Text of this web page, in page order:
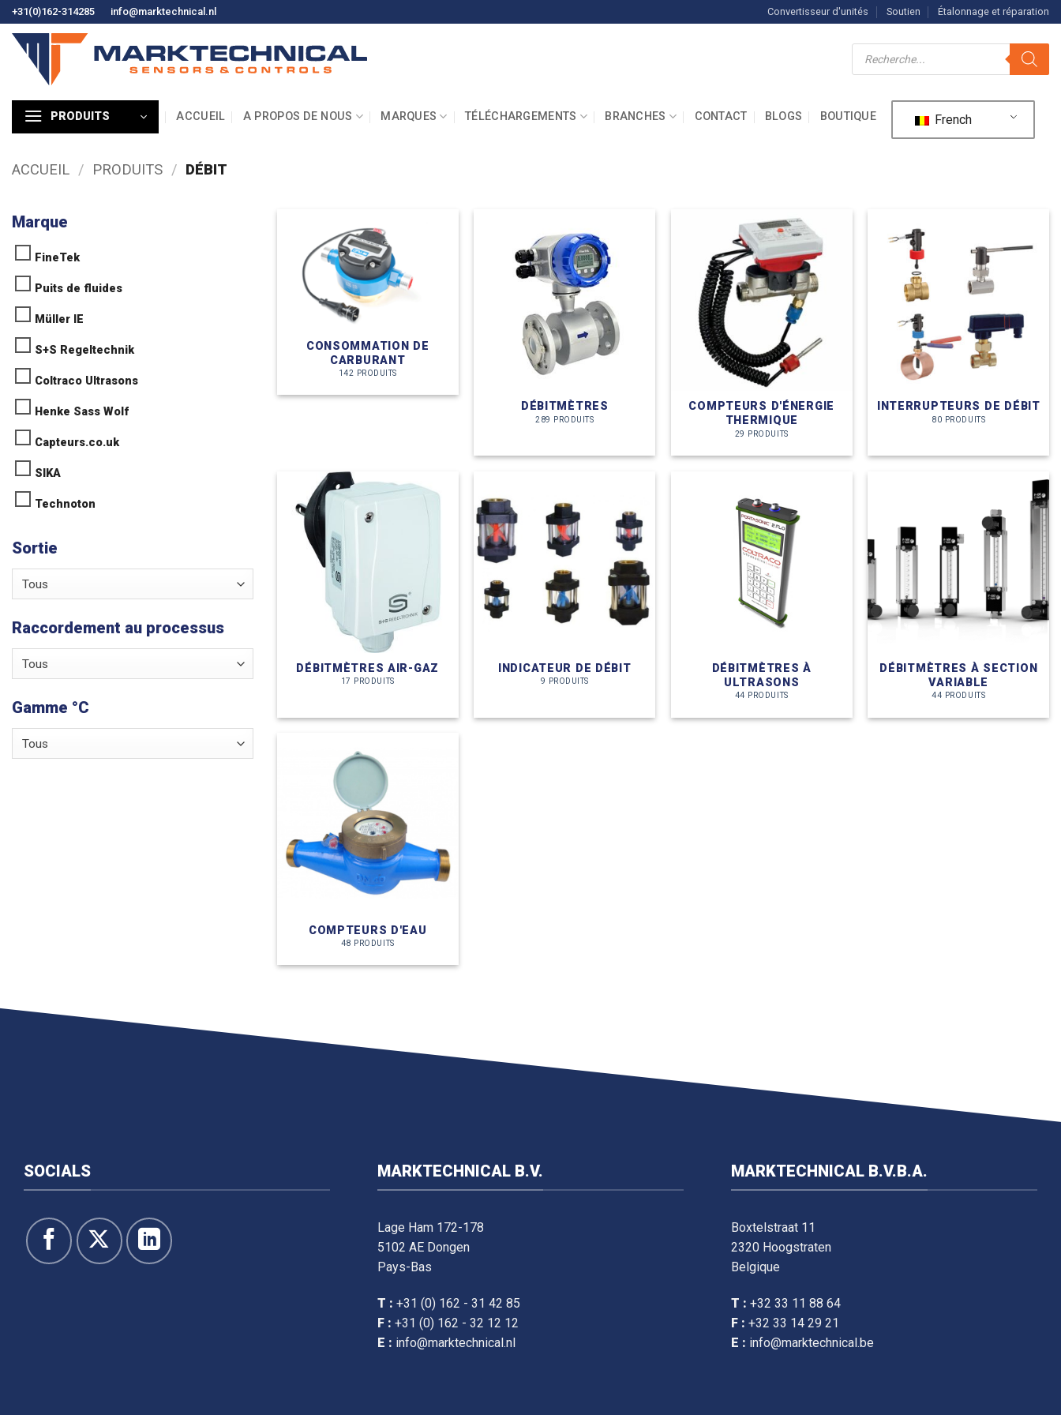
Skip
to
content
+31(0)162-314285 info@marktechnical.nl Convertisseur d'unités Soutien Étalonnage et réparation
Recherche
PRODUITS ACCUEIL A PROPOS DE NOUS MARQUES TÉLÉCHARGEMENTS BRANCHES CONTACT BLOGS BOUTIQUE French
ACCUEIL / PRODUITS / DÉBIT
Marque
FineTek
Puits de fluides
Müller IE
S+S Regeltechnik
Coltraco Ultrasons
Henke Sass Wolf
Capteurs.co.uk
SIKA
Technoton
Sortie
Tous
Raccordement au processus
Tous
Gamme °C
Tous
CONSOMMATION DE
CARBURANT
142 PRODUITS
DÉBITMÈTRES
289 PRODUITS
COMPTEURS D'ÉNERGIE
THERMIQUE
29 PRODUITS
INTERRUPTEURS DE DÉBIT
80 PRODUITS
DÉBITMÈTRES AIR-GAZ
17 PRODUITS
INDICATEUR DE DÉBIT
9 PRODUITS
DÉBITMÈTRES À
ULTRASONS
44 PRODUITS
DÉBITMÈTRES À SECTION
VARIABLE
44 PRODUITS
COMPTEURS D'EAU
48 PRODUITS
SOCIALS MARKTECHNICAL B.V.
Lage Ham 172-178
5102 AE Dongen
Pays-Bas
T : +31 (0) 162 - 31 42 85
F : +31 (0) 162 - 32 12 12
E : info@marktechnical.nl
MARKTECHNICAL B.V.B.A.
Boxtelstraat 11
2320 Hoogstraten
Belgique
T : +32 33 11 88 64
F : +32 33 14 29 21
E : info@marktechnical.be